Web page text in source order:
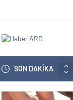
SON DAKİKA